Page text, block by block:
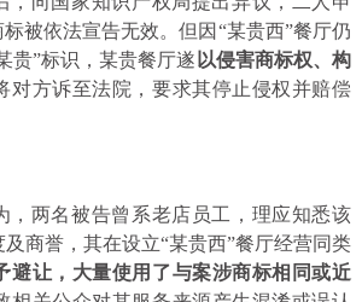
被依法宣告无效。但因“某贵西”餐厅仍
贵”标识，某贵餐厅遂 以侵害商标权、构
对方诉至法院，要求其停止侵权并赔偿
，两名被告曾系老店员工，理应知悉该
商誉，其在设立“某贵西”餐厅经营同类
避让，大量使用了与案涉商标相同或近